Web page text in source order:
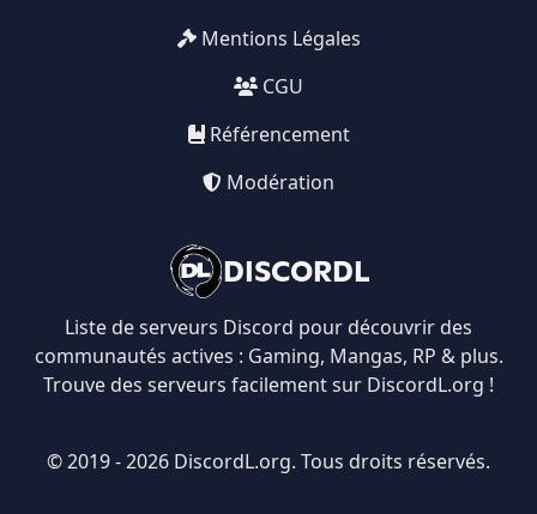
DISCORDL
Liste de serveurs Discord pour découvrir des
communautés actives : Gaming, Mangas, RP & plus.
Trouve des serveurs facilement sur DiscordL.org !
Mentions Légales
CGU
Référencement
Modération
© 2019 - 2026 DiscordL.org. Tous droits réservés.